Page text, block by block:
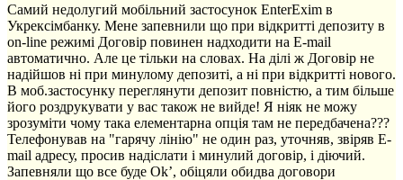
Самий недолугий мобільний застосунок EnterExim в
Укрексімбанку. Мене запевнили що при відкритті депозиту в
on-line режимі Договір повинен надходити на E-mail
автоматично. Але це тільки на словах. На ділі ж Договір не
надійшов ні при минулому депозиті, а ні при відкритті нового.
В моб.застосунку переглянути депозит повністю, а тим більше
його роздрукувати у вас також не вийде! Я ніяк не можу
зрозуміти чому така елементарна опція там не передбачена???
Телефонував на "гарячу лінію" не один раз, уточняв, звіряв E-
mail адресу, просив надіслати і минулий договір, і діючий.
Запевняли що все буде Ok’, обіцяли обидва договори